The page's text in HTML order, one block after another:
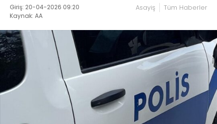
Giriş: 20-04-2026 09:20
Kaynak: AA
Asayiş Tüm Haberler